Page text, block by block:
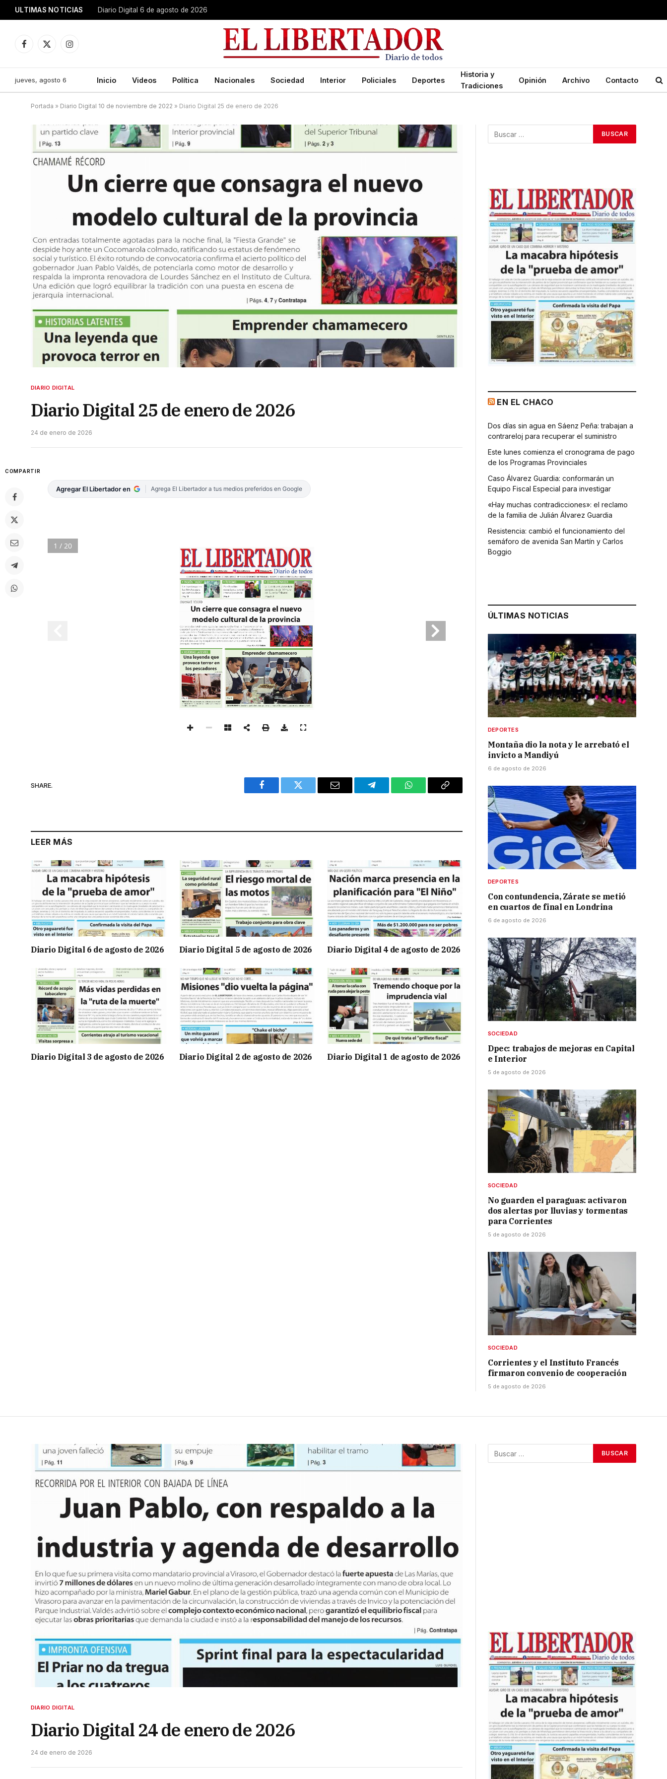
ULTIMAS NOTICIAS Diario Digital 6 de agosto de 2026
Facebook
X
Instagram
jueves, agosto 6 Inicio Videos Política Nacionales Sociedad Interior Policiales Deportes
Historia y
Tradiciones
Opinión Archivo Contacto
Portada » Diario Digital 10 de noviembre de 2022 » Diario Digital 25 de enero de 2026
DIARIO DIGITAL
Diario Digital 25 de enero de 2026
24 de enero de 2026
COMPARTIR
Agregar El Libertador en Agrega El Libertador a tus medios preferidos en Google
1 / 20
SHARE.
Facebook Twitter Email Telegram WhatsAppCopy
LEER MÁS
Diario Digital 6 de agosto de 2026 Diario Digital 5 de agosto de 2026 Diario Digital 4 de agosto de 2026
Diario Digital 3 de agosto de 2026 Diario Digital 2 de agosto de 2026 Diario Digital 1 de agosto de 2026
EN EL CHACO
Dos días sin agua en Sáenz Peña: trabajan a
contrareloj para recuperar el suministro
Este lunes comienza el cronograma de pago
de los Programas Provinciales
Caso Álvarez Guardia: conformarán un
Equipo Fiscal Especial para investigar
«Hay muchas contradicciones»: el reclamo
de la familia de Julián Álvarez Guardia
Resistencia: cambió el funcionamiento del
semáforo de avenida San Martín y Carlos
Boggio
ÚLTIMAS NOTICIAS
DEPORTES
Montaña dio la nota y le arrebató el
invicto a Mandiyú
6 de agosto de 2026
DEPORTES
Con contundencia, Zárate se metió
en cuartos de final en Londrina
6 de agosto de 2026
SOCIEDAD
Dpec: trabajos de mejoras en Capital
e Interior
5 de agosto de 2026
SOCIEDAD
No guarden el paraguas: activaron
dos alertas por lluvias y tormentas
para Corrientes
5 de agosto de 2026
SOCIEDAD
Corrientes y el Instituto Francés
firmaron convenio de cooperación
5 de agosto de 2026
DIARIO DIGITAL
Diario Digital 24 de enero de 2026
24 de enero de 2026